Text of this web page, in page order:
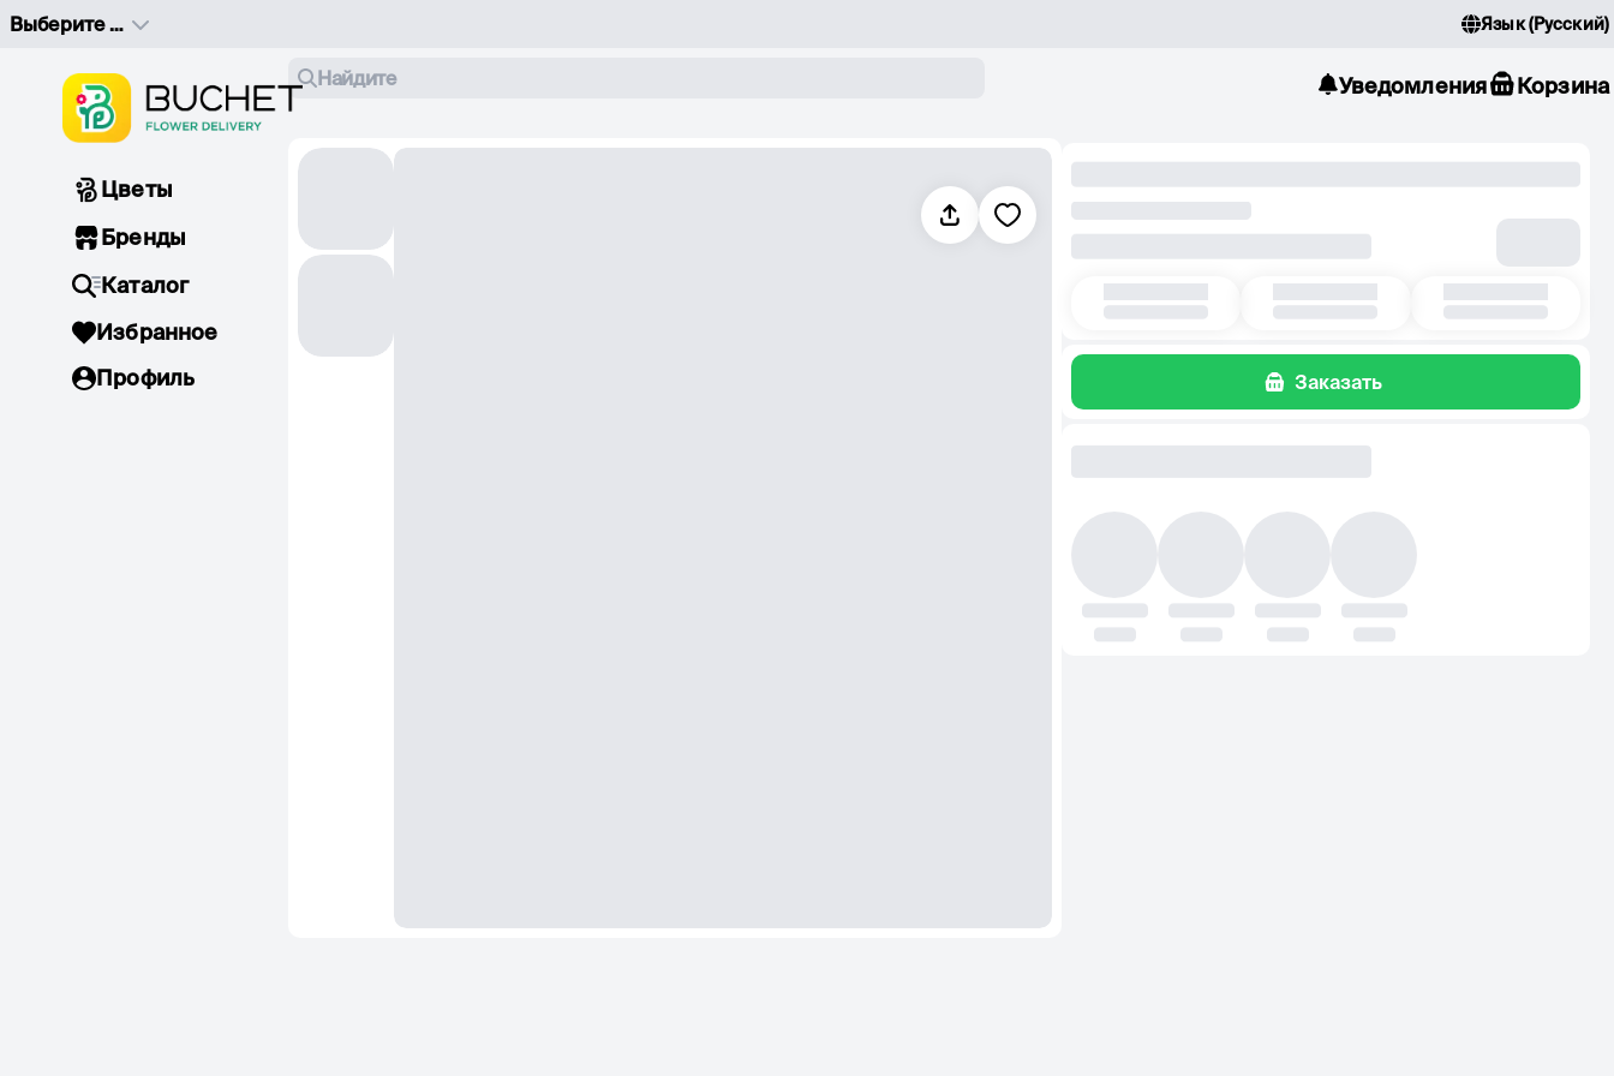
Выберите адрес доставки Язык(Русский)
Найдите Уведомления Корзина
Цветы
Бренды
Каталог
Избранное
Профиль
Заказать